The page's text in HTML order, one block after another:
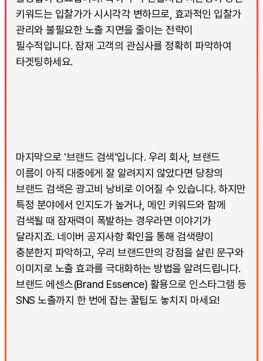
키워드는 입찰가가 시시각각 변하므로, 효과적인 입찰가
관리와 불필요한 노출 지면을 줄이는 전략이
필수적입니다. 잠재 고객의 관심사를 정확히 파악하여
타겟팅하세요.
마지막으로 '브랜드 검색'입니다. 우리 회사, 브랜드
이름이 아직 대중에게 잘 알려지지 않았다면 당장의
브랜드 검색은 광고비 낭비로 이어질 수 있습니다. 하지만
특정 분야에서 인지도가 높거나, 메인 키워드와 함께
검색될 때 잠재력이 폭발하는 경우라면 이야기가
달라지죠. 네이버 공지사항 확인을 통해 검색량이
충분한지 파악하고, 우리 브랜드만의 강점을 살린 문구와
이미지로 노출 효과를 극대화하는 방법을 알려드립니다.
브랜드 에센스(Brand Essence) 활용으로 인스타그램 등
SNS 노출까지 한 번에 잡는 꿀팁도 놓치지 마세요!